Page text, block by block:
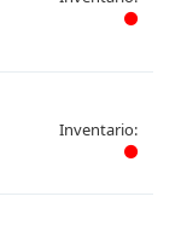
Inventario: